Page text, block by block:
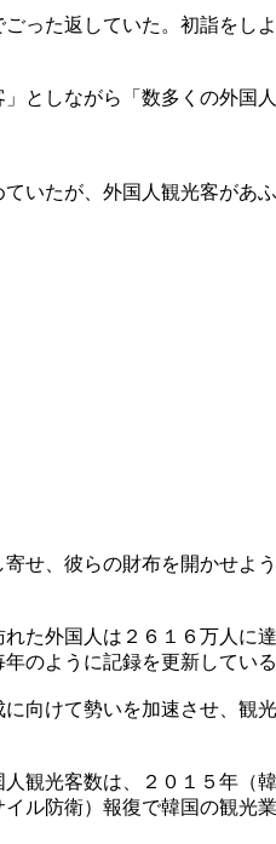
った返していた。初詣を
としながら「数多くの外国
いたが、外国人観光客があ
せ、彼らの財布を開かせ
た外国人は２６１６万人に
のように記録を更新している
向けて勢いを加速させ、観
観光客数は、２０１５年（
ル防衛）報復で韓国の観